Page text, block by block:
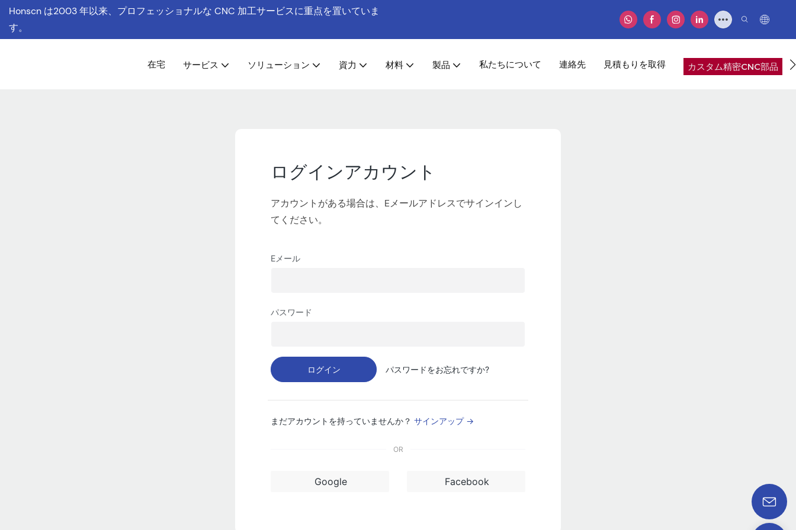
Honscn は2003 年以来、プロフェッショナルな CNC 加工サービスに重点を置いていま
す。
在宅 サービス ソリューション 資力 材料 製品 私たちについて 連絡先 見積もりを取得 カスタム精密CNC部品
ログインアカウント
アカウントがある場合は、Eメールアドレスでサインインし
てください。
Eメール
パスワード
ログイン パスワードをお忘れですか?
まだアカウントを持っていませんか？ サインアップ →
OR
Google Facebook